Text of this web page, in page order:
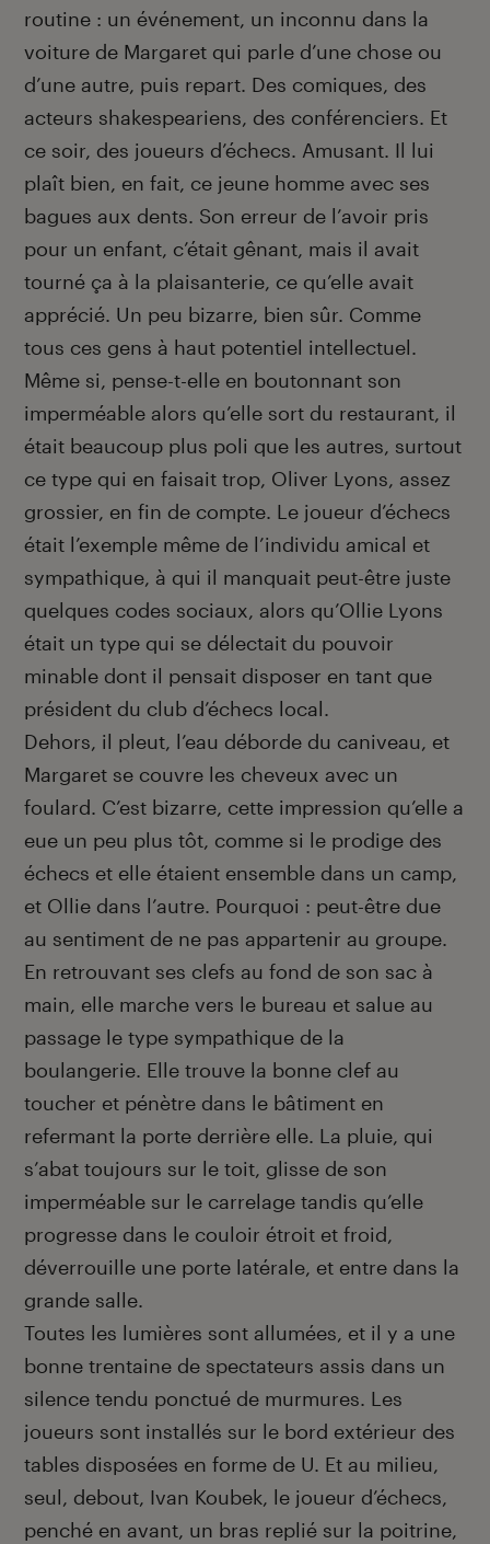
routine : un événement, un inconnu dans la
voiture de Margaret qui parle d’une chose ou
d’une autre, puis repart. Des comiques, des
acteurs shakespea­riens, des conférenciers. Et
ce soir, des joueurs d’échecs. Amusant. Il lui
plaît bien, en fait, ce jeune homme avec ses
bagues aux dents. Son erreur de l’avoir pris
pour un enfant, c’était gênant, mais il avait
tourné ça à la plaisanterie, ce qu’elle avait
apprécié. Un peu bizarre, bien sûr. Comme
tous ces gens à haut potentiel intellectuel.
Même si, pense-t-elle en boutonnant son
imperméable alors qu’elle sort du restaurant, il
était beaucoup plus poli que les autres, surtout
ce type qui en faisait trop, Oliver Lyons, assez
grossier, en fin de compte. Le joueur d’échecs
était l’exemple même de l’individu amical et
sympathique, à qui il man­quait peut-être juste
quelques codes sociaux, alors qu’Ollie Lyons
était un type qui se délectait du pouvoir
minable dont il pensait disposer en tant que
président du club d’échecs local.
Dehors, il pleut, l’eau déborde du caniveau, et
Margaret se couvre les cheveux avec un
foulard. C’est bizarre, cette impression qu’elle a
eue un peu plus tôt, comme si le prodige des
échecs et elle étaient ensemble dans un camp,
et Ollie dans l’autre. Pourquoi : peut-être due
au sentiment de ne pas appartenir au groupe.
En retrouvant ses clefs au fond de son sac à
main, elle marche vers le bureau et salue au
passage le type sympathique de la
boulangerie. Elle trouve la bonne clef au
toucher et pénètre dans le bâtiment en
refermant la porte derrière elle. La pluie, qui
s’abat toujours sur le toit, glisse de son
imperméable sur le carrelage tandis qu’elle
progresse dans le couloir étroit et froid,
déverrouille une porte latérale, et entre dans la
grande salle.
Toutes les lumières sont allumées, et il y a une
bonne trentaine de spectateurs assis dans un
silence tendu ponctué de murmures. Les
joueurs sont installés sur le bord extérieur des
tables disposées en forme de U. Et au milieu,
seul, debout, Ivan Koubek, le joueur d’échecs,
penché en avant, un bras replié sur la poitrine,